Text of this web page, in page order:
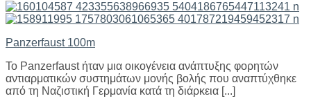
Panzerfaust 100m
Το Panzerfaust ήταν μια οικογένεια ανάπτυξης φορητών
αντιαρματικών συστημάτων μονής βολής που αναπτύχθηκε
από τη Ναζιστική Γερμανία κατά τη διάρκεια [...]